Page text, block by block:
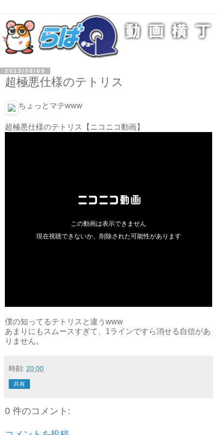
2013/08/09
超極悪仕様のテトリス
ちょっとマテwww
超極悪仕様のテトリス 【ニコニコ動画】
僕の知ってるテトリスと違うwww
あまりにもスムースすぎて、1ラインですら消せる自信があ
りません。
時刻: 20:00
共有
0 件のコメント: